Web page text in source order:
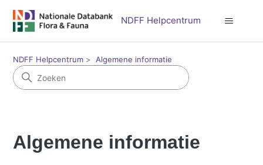
NDFF Helpcentrum
NDFF Helpcentrum Algemene informatie
Algemene informatie